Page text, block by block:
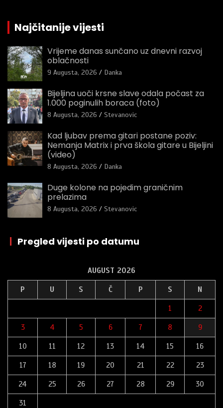
Najčitanije vijesti
Vrijeme danas sunčano uz dnevni razvoj
oblačnosti
9 Augusta, 2026 Danka
Bijeljina uoči krsne slave odala počast za
1.000 poginulih boraca (foto)
8 Augusta, 2026 Stevanovic
Kad ljubav prema gitari postane poziv:
Nemanja Matrix i prva škola gitare u Bijeljini
(video)
8 Augusta, 2026 Danka
Duge kolone na pojedim graničnim
prelazima
8 Augusta, 2026 Stevanovic
| Pregled vijesti po datumu
AUGUST 2026
P U S Č P S N
1 2
3 4 5 6 7 8 9
10 11 12 13 14 15 16
17 18 19 20 21 22 23
24 25 26 27 28 29 30
31